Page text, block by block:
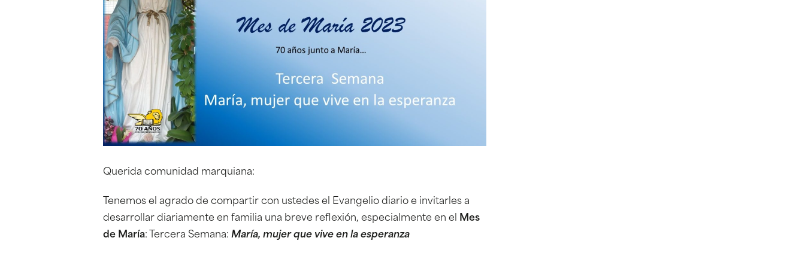
Querida comunidad marquiana:
Tenemos el agrado de compartir con ustedes el Evangelio diario e invitarles a
desarrollar diariamente en familia una breve reflexión, especialmente en el Mes
de María: Tercera Semana: María, mujer que vive en la esperanza